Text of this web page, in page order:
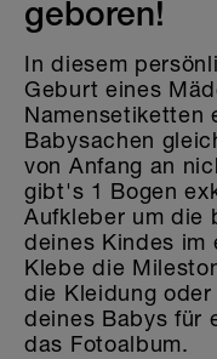
geboren!
In diesem
Geburt eines
Namensetiketten
Babysachen
von Anfang an
gibt's 1 Bogen
Aufkleber um die
deines Kindes im
Klebe die
die Kleidung
deines Babys für
das Fotoalbum.